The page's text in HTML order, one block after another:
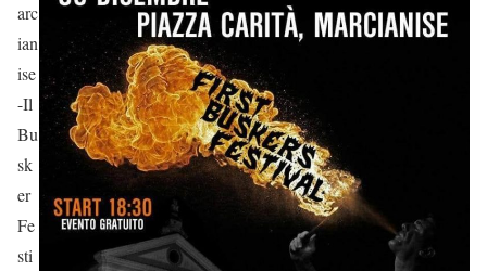
arc
ian
ise
-Il
Bu
sk
er
Fe
sti